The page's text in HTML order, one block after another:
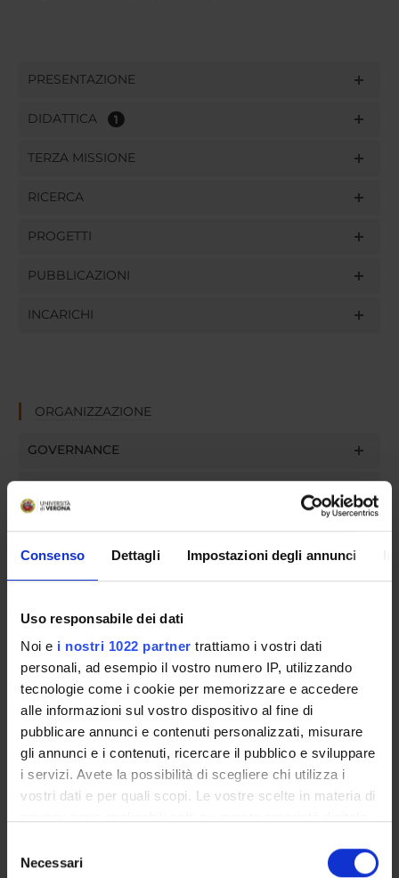
Consenso Dettagli Impostazioni degli annunci
Uso responsabile dei dati
Noi e i nostri 1022 partner trattiamo i vostri dati
personali, ad esempio il vostro numero IP, utilizzando
tecnologie come i cookie per memorizzare e accedere
alle informazioni sul vostro dispositivo al fine di
pubblicare annunci e contenuti personalizzati, misurare
gli annunci e i contenuti, ricercare il pubblico e sviluppare
i servizi. Avete la possibilità di scegliere chi utilizza i
vostri dati e per quali scopi. Le vostre scelte in materia di
modificare o revocare il proprio consenso in qualsiasi
delNecessari
PRESENTAZIONE
DIDATTICA 1
TERZA MISSIONE
RICERCA
PROGETTI
PUBBLICAZIONI
INCARICHI
ORGANIZZAZIONE
GOVERNANCE
UFFICI E STRUTTURE DI SERVIZIO
SERVIZI DI SEGRETERIA STUDENTI
STRUTTURE DEL DIPARTIMENTO
LABORATORI DI RICERCA
CENTRI DI RICERCA
BIBLIOTECHE
SPIN OFF E AZIENDE
Luoghi